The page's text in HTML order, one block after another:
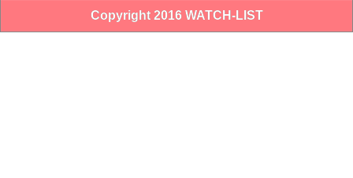
Copyright 2016 WATCH-LIST